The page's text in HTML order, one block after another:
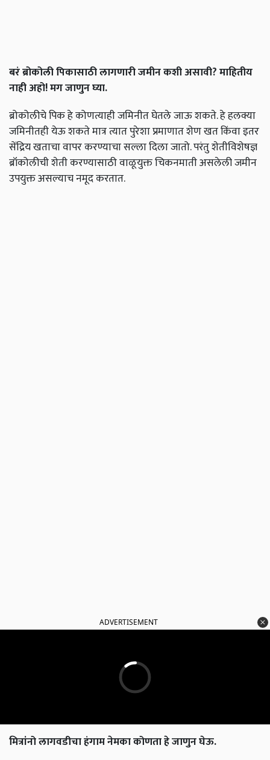
बरंब्रोकोलीपिकासाठीलागणारीजमीनकशीअसावी?माहितीय
नाहीअहो!मगजाणुनघ्या.
ब्रोकोलीचे पिक हे कोणत्याही जमिनीत घेतले जाऊ शकते. हे हलक्या
जमिनीतही येऊ शकते मात्र त्यात पुरेशा प्रमाणात शेण खत किंवा इतर
सेंद्रिय खताचा वापर करण्याचा सल्ला दिला जातो. परंतु शेतीविशेषज्ञ
ब्रॉकोलीची शेती करण्यासाठी वाळूयुक्त चिकनमाती असलेली जमीन
उपयुक्त असल्याच नमूद करतात.
ADVERTISEMENT
मित्रांनोलागवडीचाहंगामनेमकाकोणताहेजाणुनघेऊ.